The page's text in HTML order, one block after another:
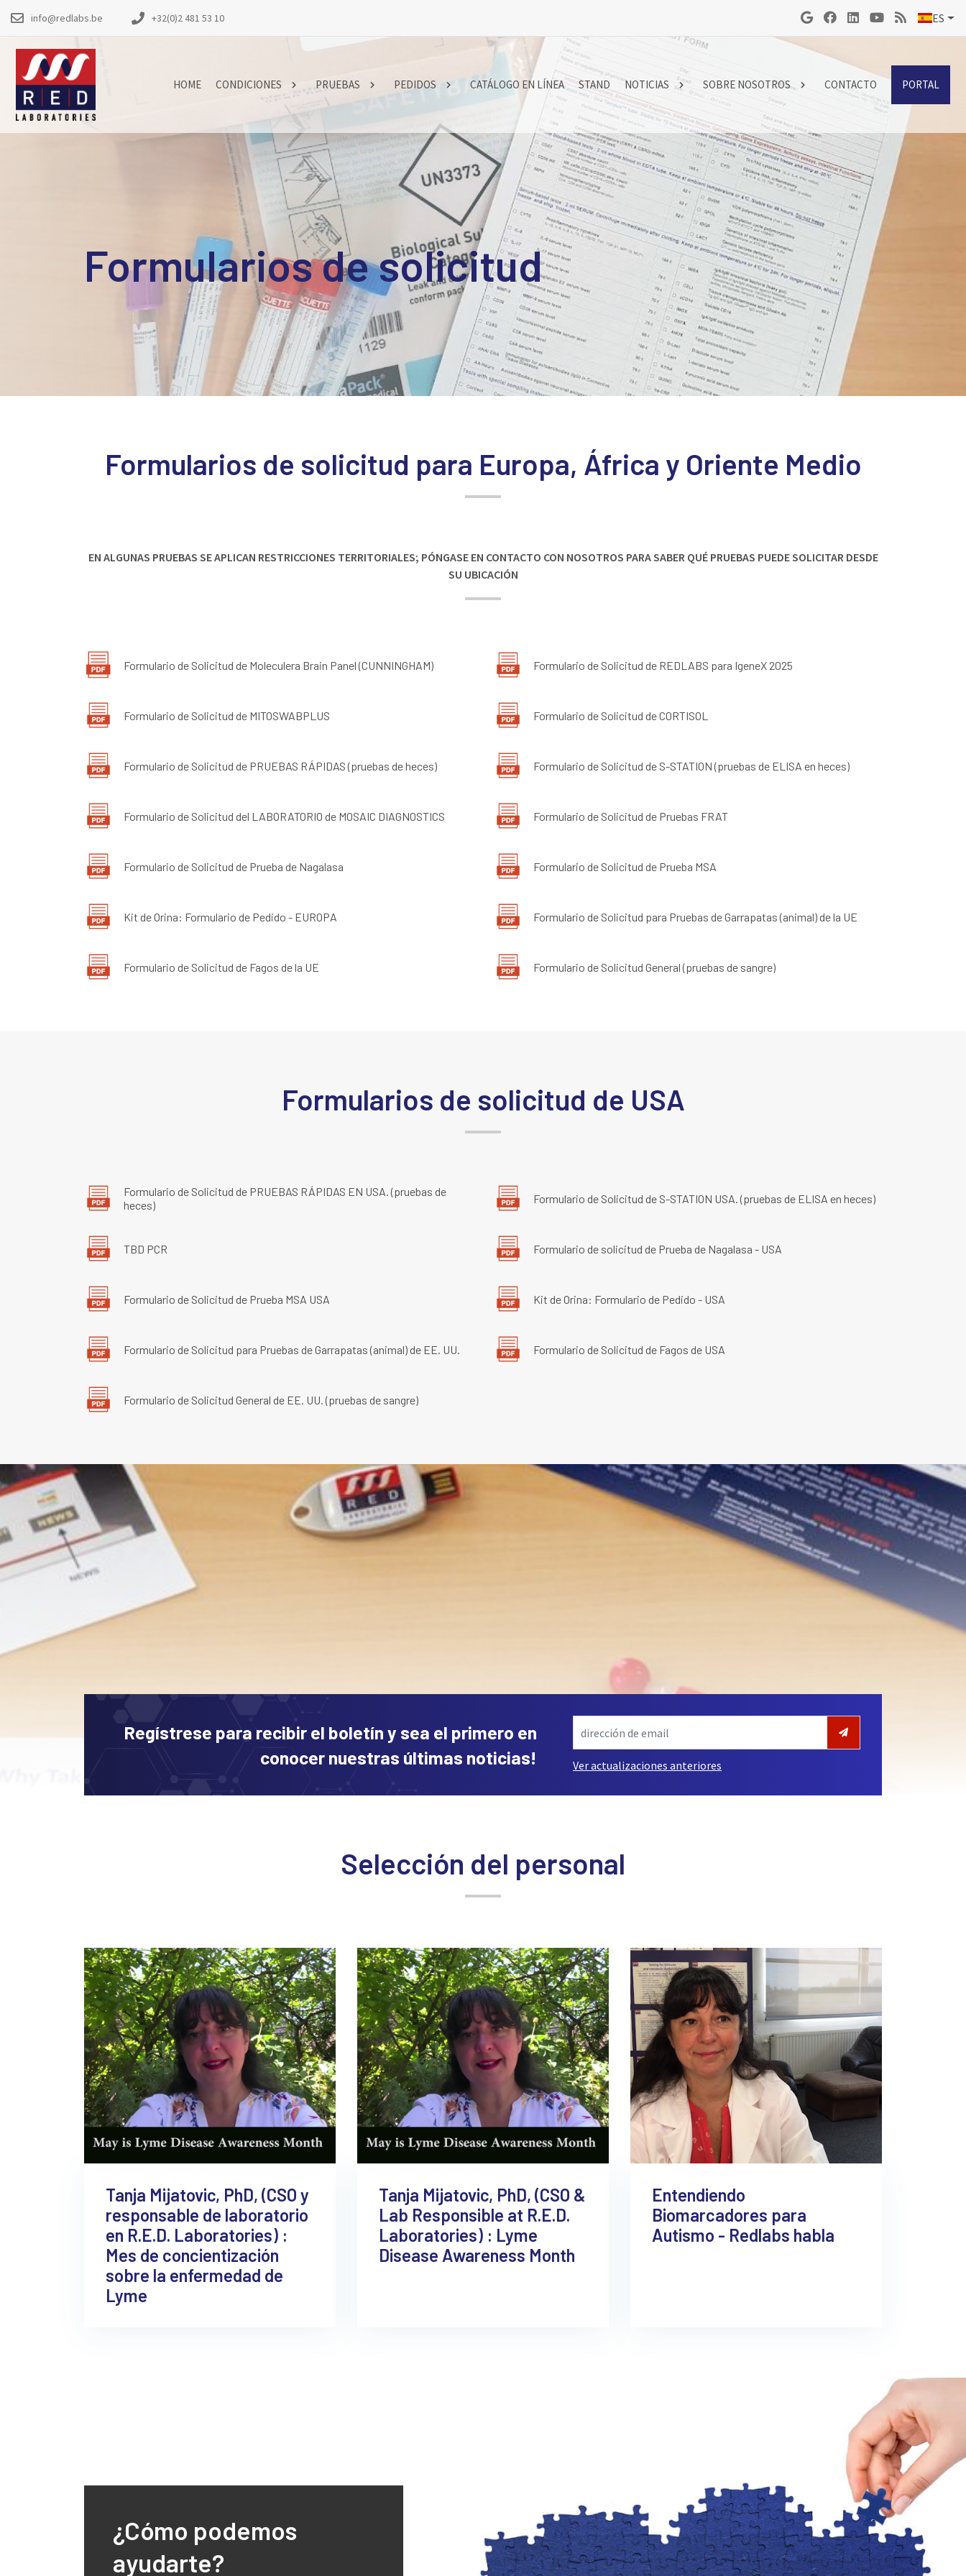
info@redlabs.be +32(0)2 481 53 10 ES
HOME CONDICIONES PRUEBAS PEDIDOS CATÁLOGO EN LÍNEA STAND NOTICIAS SOBRE NOSOTROS CONTACTO PORTAL
Formularios de solicitud
Formularios de solicitud para Europa, África y Oriente Medio
EN ALGUNAS PRUEBAS SE APLICAN RESTRICCIONES TERRITORIALES; PÓNGASE EN CONTACTO CON NOSOTROS PARA SABER QUÉ PRUEBAS PUEDE SOLICITAR DESDE
SU UBICACIÓN
Formulario de Solicitud de Moleculera Brain Panel (CUNNINGHAM) Formulario de Solicitud de REDLABS para IgeneX 2025
Formulario de Solicitud de MITOSWABPLUS Formulario de Solicitud de CORTISOL
Formulario de Solicitud de PRUEBAS RÁPIDAS (pruebas de heces) Formulario de Solicitud de S-STATION (pruebas de ELISA en heces)
Formulario de Solicitud del LABORATORIO de MOSAIC DIAGNOSTICS Formulario de Solicitud de Pruebas FRAT
Formulario de Solicitud de Prueba de Nagalasa Formulario de Solicitud de Prueba MSA
Kit de Orina: Formulario de Pedido - EUROPA Formulario de Solicitud para Pruebas de Garrapatas (animal) de la UE
Formulario de Solicitud de Fagos de la UE Formulario de Solicitud General (pruebas de sangre)
Formularios de solicitud de USA
Formulario de Solicitud de PRUEBAS RÁPIDAS EN USA. (pruebas de
heces)
Formulario de Solicitud de S-STATION USA. (pruebas de ELISA en heces)
TBD PCR Formulario de solicitud de Prueba de Nagalasa - USA
Formulario de Solicitud de Prueba MSA USA Kit de Orina: Formulario de Pedido - USA
Formulario de Solicitud para Pruebas de Garrapatas (animal) de EE. UU. Formulario de Solicitud de Fagos de USA
Formulario de Solicitud General de EE. UU. (pruebas de sangre)
Regístrese para recibir el boletín y sea el primero en
conocer nuestras últimas noticias!
Ver actualizaciones anteriores
Selección del personal
Tanja Mijatovic, PhD, (CSO y
responsable de laboratorio
en R.E.D. Laboratories) :
Mes de concientización
sobre la enfermedad de
Lyme
Tanja Mijatovic, PhD, (CSO &
Lab Responsible at R.E.D.
Laboratories) : Lyme
Disease Awareness Month
Entendiendo
Biomarcadores para
Autismo - Redlabs habla
¿Cómo podemos
ayudarte?